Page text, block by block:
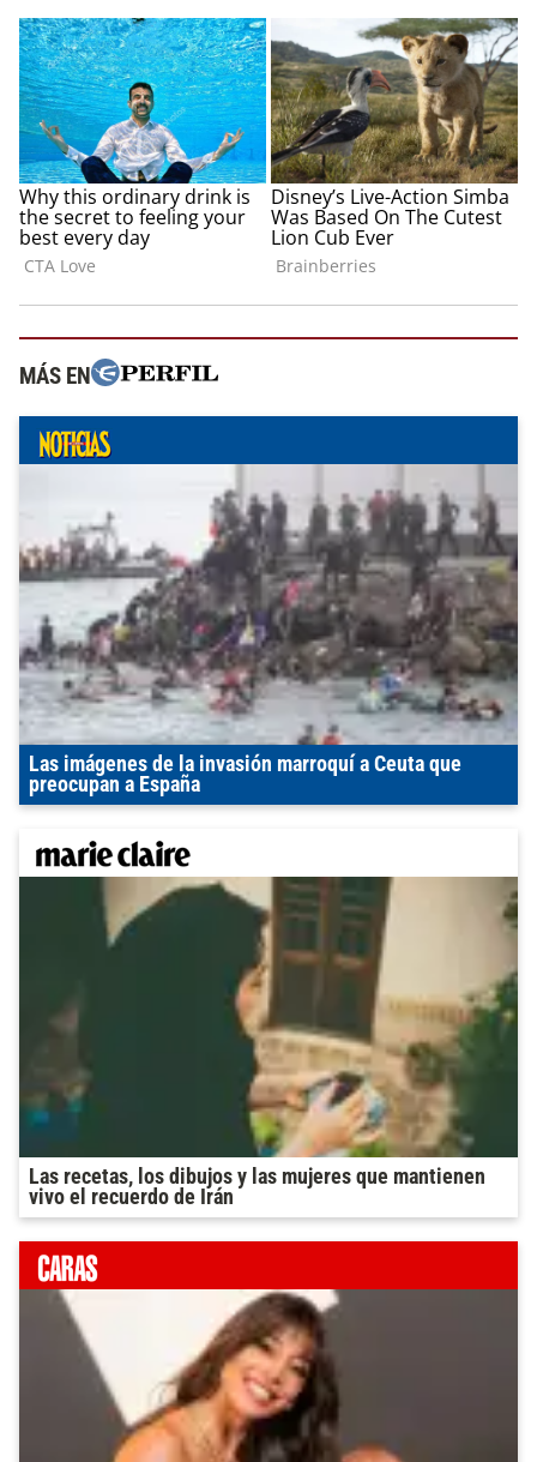
MÁS EN
Las imágenes de la invasión marroquí a Ceuta que
preocupan a España
Las recetas, los dibujos y las mujeres que mantienen
vivo el recuerdo de Irán